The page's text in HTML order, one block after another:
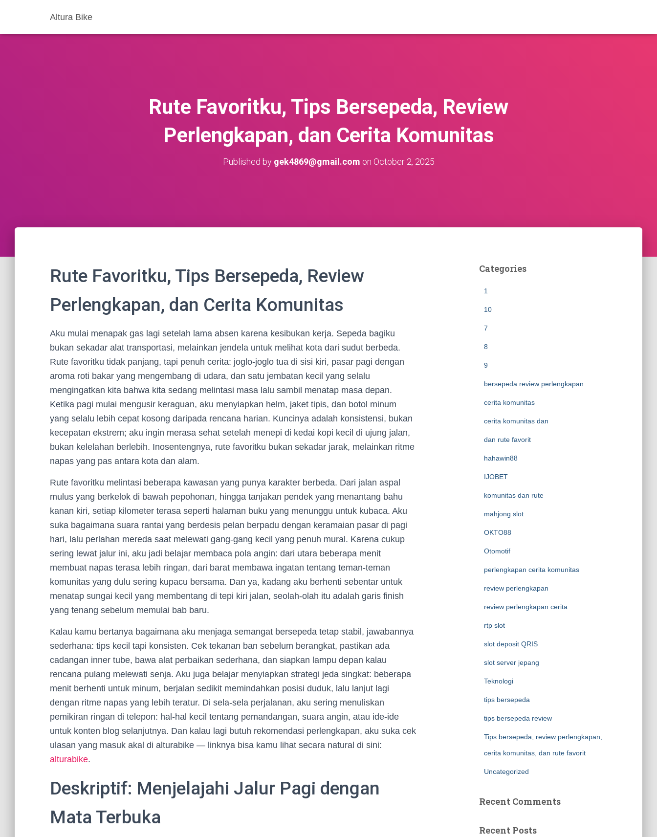
Altura Bike
Rute Favoritku, Tips Bersepeda, Review
Perlengkapan, dan Cerita Komunitas
Published by gek4869@gmail.com on October 2, 2025
Rute Favoritku, Tips Bersepeda, Review
Perlengkapan, dan Cerita Komunitas
Aku mulai menapak gas lagi setelah lama absen karena kesibukan kerja. Sepeda bagiku
bukan sekadar alat transportasi, melainkan jendela untuk melihat kota dari sudut berbeda.
Rute favoritku tidak panjang, tapi penuh cerita: joglo-joglo tua di sisi kiri, pasar pagi dengan
aroma roti bakar yang mengembang di udara, dan satu jembatan kecil yang selalu
mengingatkan kita bahwa kita sedang melintasi masa lalu sambil menatap masa depan.
Ketika pagi mulai mengusir keraguan, aku menyiapkan helm, jaket tipis, dan botol minum
yang selalu lebih cepat kosong daripada rencana harian. Kuncinya adalah konsistensi, bukan
kecepatan ekstrem; aku ingin merasa sehat setelah menepi di kedai kopi kecil di ujung jalan,
bukan kelelahan berlebih. Inosentengnya, rute favoritku bukan sekadar jarak, melainkan ritme
napas yang pas antara kota dan alam.
Rute favoritku melintasi beberapa kawasan yang punya karakter berbeda. Dari jalan aspal
mulus yang berkelok di bawah pepohonan, hingga tanjakan pendek yang menantang bahu
kanan kiri, setiap kilometer terasa seperti halaman buku yang menunggu untuk kubaca. Aku
suka bagaimana suara rantai yang berdesis pelan berpadu dengan keramaian pasar di pagi
hari, lalu perlahan mereda saat melewati gang-gang kecil yang penuh mural. Karena cukup
sering lewat jalur ini, aku jadi belajar membaca pola angin: dari utara beberapa menit
membuat napas terasa lebih ringan, dari barat membawa ingatan tentang teman-teman
komunitas yang dulu sering kupacu bersama. Dan ya, kadang aku berhenti sebentar untuk
menatap sungai kecil yang membentang di tepi kiri jalan, seolah-olah itu adalah garis finish
yang tenang sebelum memulai bab baru.
Kalau kamu bertanya bagaimana aku menjaga semangat bersepeda tetap stabil, jawabannya
sederhana: tips kecil tapi konsisten. Cek tekanan ban sebelum berangkat, pastikan ada
cadangan inner tube, bawa alat perbaikan sederhana, dan siapkan lampu depan kalau
rencana pulang melewati senja. Aku juga belajar menyiapkan strategi jeda singkat: beberapa
menit berhenti untuk minum, berjalan sedikit memindahkan posisi duduk, lalu lanjut lagi
dengan ritme napas yang lebih teratur. Di sela-sela perjalanan, aku sering menuliskan
pemikiran ringan di telepon: hal-hal kecil tentang pemandangan, suara angin, atau ide-ide
untuk konten blog selanjutnya. Dan kalau lagi butuh rekomendasi perlengkapan, aku suka cek
ulasan yang masuk akal di alturabike — linknya bisa kamu lihat secara natural di sini:
alturabike.
Deskriptif: Menjelajahi Jalur Pagi dengan
Mata Terbuka
Categories
1
10
7
8
9
bersepeda review perlengkapan
cerita komunitas
cerita komunitas dan
dan rute favorit
hahawin88
IJOBET
komunitas dan rute
mahjong slot
OKTO88
Otomotif
perlengkapan cerita komunitas
review perlengkapan
review perlengkapan cerita
rtp slot
slot deposit QRIS
slot server jepang
Teknologi
tips bersepeda
tips bersepeda review
Tips bersepeda, review perlengkapan,
cerita komunitas, dan rute favorit
Uncategorized
Recent Comments
Recent Posts